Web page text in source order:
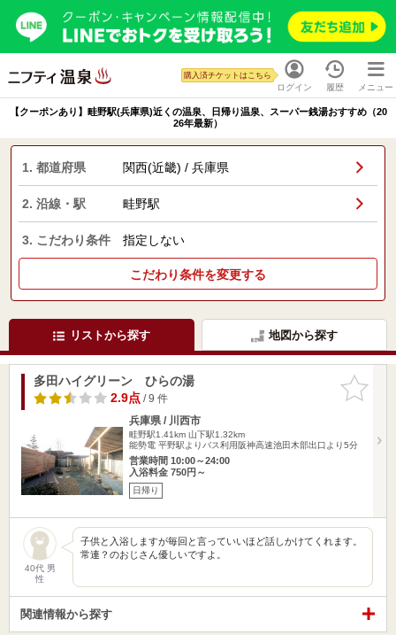
ログイン
購入済チケットはこちら
履歴 メニュー
【クーポンあり】畦野駅(兵庫県)近くの温泉、日帰り温泉、スーパー銭湯おすすめ（20
26年最新）
1. 都道府県 関西(近畿) / 兵庫県
2. 沿線・駅 畦野駅
3. こだわり条件 指定しない
こだわり条件を変更する
リストから探す 地図から探す
お気に入
りに追加
多田ハイグリーン ひらの湯
2.9点/ 9 件
兵庫県 / 川西市
畦野駅1.41km 山下駅1.32km
能勢電 平野駅よりバス利用阪神高速池田木部出口より5分
営業時間 10:00～24:00
入浴料金 750円～
日帰り
40代 男
性
子供と入浴しますが毎回と言っていいほど話しかけてくれます。
常連？のおじさん優しいですよ。
関連情報から探す